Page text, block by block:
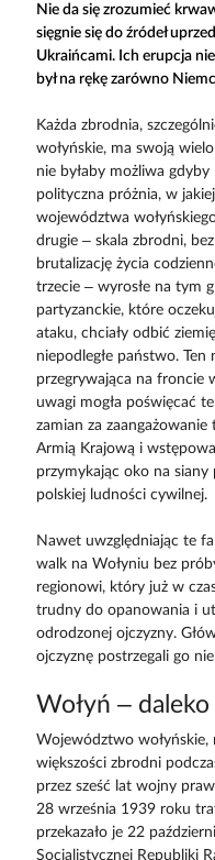
Nie da się zrozumieć
sięgnie się do źródeł
Ukraińcami. Ich erupcja
był na rękę zarówno
Każda zbrodnia,
wołyńskie, ma swoją
nie byłaby możliwa
polityczna próżnia, w
województwa
drugie – skala zbrodni,
brutalizację życia
trzecie – wyrosłe na tym
partyzanckie, które
ataku, chciały odbić
niepodległe państwo. Ten
przegrywająca na froncie
uwagi mogła poświęcać
zamian za
Armią Krajową i
przymykając oko na
polskiej ludności cywilnej.
Nawet uwzględniając te
walk na Wołyniu bez
regionowi, który już w
trudny do opanowania i
odrodzonej ojczyzny.
ojczyznę postrzegali go
Wołyń –
Województwo
większości zbrodni
przez sześć lat wojny
28 września 1939 roku
przekazało je 22
Socjalistycznej Republiki